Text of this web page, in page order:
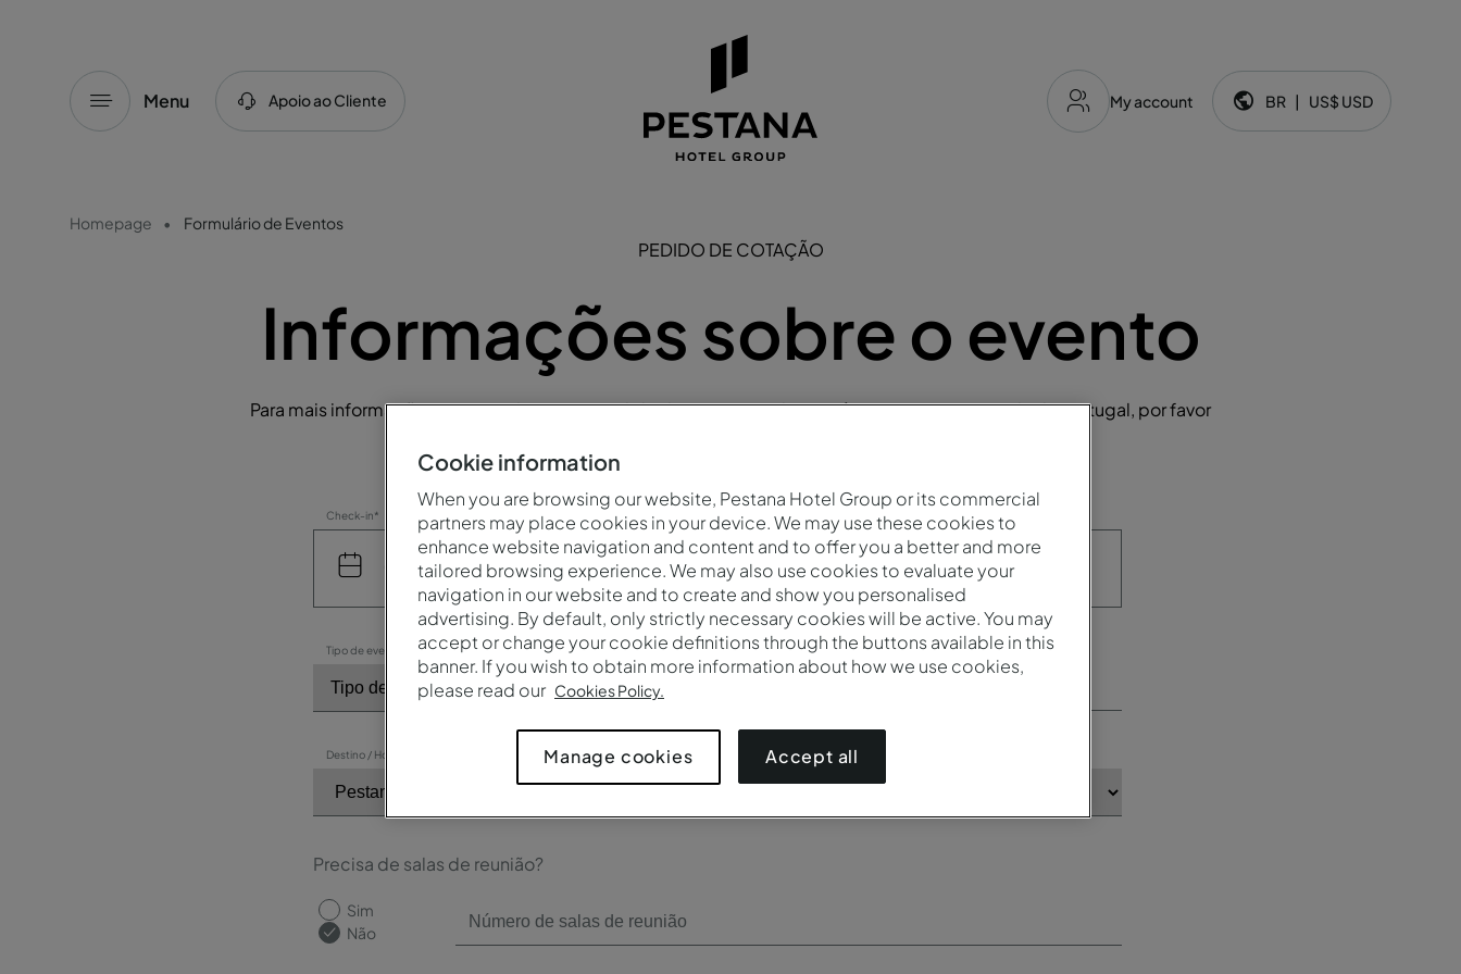
Menu Apoio ao Cliente My account Idioma e moeda:
BR | US$ USD
Homepage Formulário de Eventos
PEDIDO DE COTAÇÃO
Informações sobre o evento
Para mais informações ou para efetuar um pedido de visita a um dos Hotéis Pestana ou Pousada de Portugal, por favor
Check-in* Check-out*
Tipo de evento* Número de participantes*
Destino / Hotel*
Precisa de salas de reunião?
Sim
Não
Cookie information
When you are browsing our website, Pestana Hotel Group or its commercial
partners may place cookies in your device. We may use these cookies to
enhance website navigation and content and to offer you a better and more
tailored browsing experience. We may also use cookies to evaluate your
navigation in our website and to create and show you personalised
advertising. By default, only strictly necessary cookies will be active. You may
accept or change your cookie definitions through the buttons available in this
banner. If you wish to obtain more information about how we use cookies,
please read our Cookies Policy.
Manage cookies Accept all